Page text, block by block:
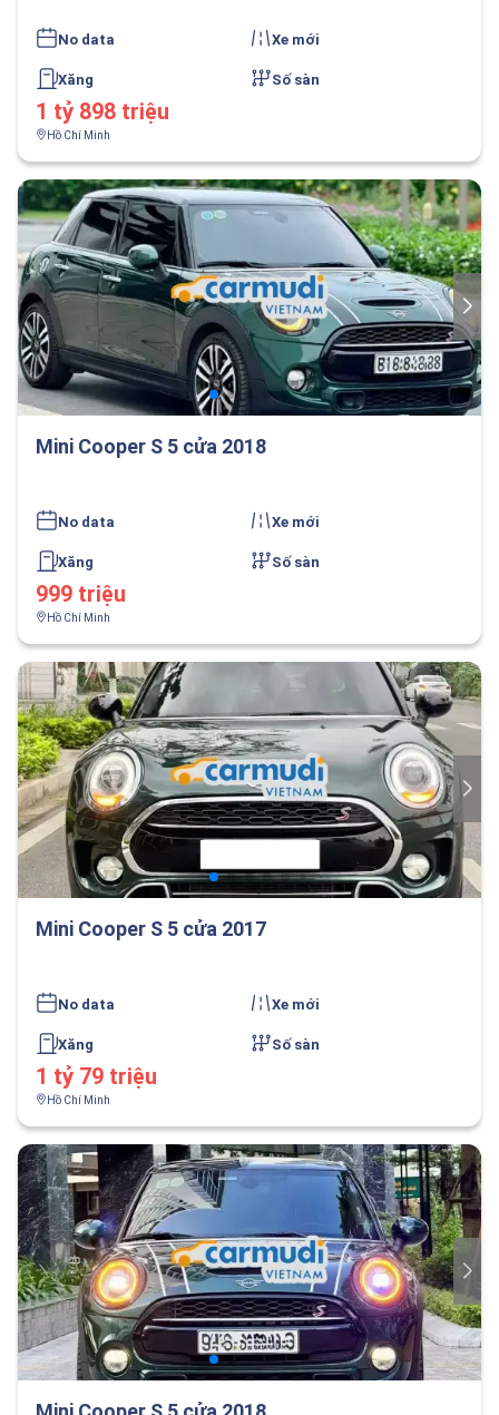
No data Xe mới
Xăng Số sàn
1 tỷ 898 triệu
Hồ Chí Minh
Mini Cooper S 5 cửa 2018
No data Xe mới
Xăng Số sàn
999 triệu
Hồ Chí Minh
Mini Cooper S 5 cửa 2017
No data Xe mới
Xăng Số sàn
1 tỷ 79 triệu
Hồ Chí Minh